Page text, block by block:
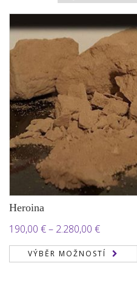
Heroina
190,00 €– 2.280,00 €Rozpětí
cen:
190,00 €
VÝBĚR MOŽNOSTÍ